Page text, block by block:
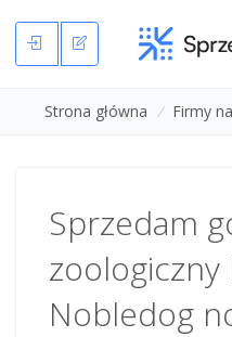
Strona główna / Firmy
Sprzedam
zoologiczny
Nobledog